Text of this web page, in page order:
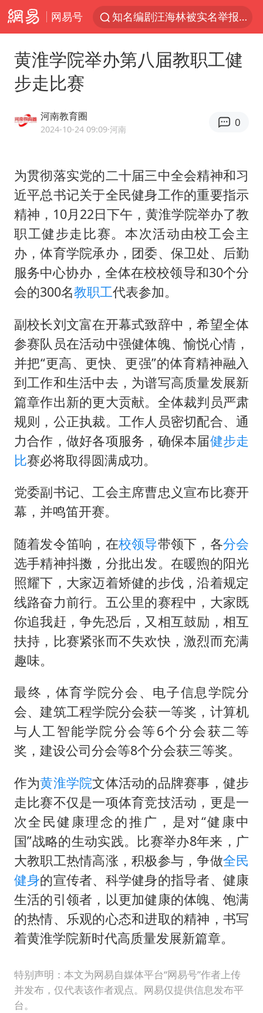
网易号
知名编剧汪海林被实名举报偷税漏税
台风白海豚闭眼意味着什么
名创优品一次性内裤 颜面尽失
白海豚将正面袭击贯穿浙江
梁家辉：到内地拍戏不是北上是回归
视频丨中国东方电气集团原党组副书记、董事宋致远被查
牛津大学一纸声明甩不了锅
包文婧：二胎很难一碗水端平
女主硬加吻戏短剧已下架
《给阿嬷的情书》售后来了
人民的健康、体质、幸福一脉相承
黄淮学院举办第八届教职工健
步走比赛
河南教育圈
2024-10-24 09:09·河南
0
为贯彻落实党的二十届三中全会精神和习
近平总书记关于全民健身工作的重要指示
精神，10月22日下午，黄淮学院举办了教
职工健步走比赛。本次活动由校工会主
办，体育学院承办，团委、保卫处、后勤
服务中心协办，全体在校校领导和30个分
会的300名教职工代表参加。
副校长刘文富在开幕式致辞中，希望全体
参赛队员在活动中强健体魄、愉悦心情，
并把“更高、更快、更强”的体育精神融入
到工作和生活中去，为谱写高质量发展新
篇章作出新的更大贡献。全体裁判员严肃
规则，公正执裁。工作人员密切配合、通
力合作，做好各项服务，确保本届健步走
比赛必将取得圆满成功。
党委副书记、工会主席曹忠义宣布比赛开
幕，并鸣笛开赛。
随着发令笛响，在校领导带领下，各分会
选手精神抖擞，分批出发。在暖煦的阳光
照耀下，大家迈着矫健的步伐，沿着规定
线路奋力前行。五公里的赛程中，大家既
你追我赶，争先恐后，又相互鼓励，相互
扶持，比赛紧张而不失欢快，激烈而充满
趣味。
最终，体育学院分会、电子信息学院分
会、建筑工程学院分会获一等奖，计算机
与人工智能学院分会等6个分会获二等
奖，建设公司分会等8个分会获三等奖。
作为黄淮学院文体活动的品牌赛事，健步
走比赛不仅是一项体育竞技活动，更是一
次全民健康理念的推广，是对“健康中
国”战略的生动实践。比赛举办8年来，广
大教职工热情高涨，积极参与，争做全民
健身的宣传者、科学健身的指导者、健康
生活的引领者，以更加健康的体魄、饱满
的热情、乐观的心态和进取的精神，书写
着黄淮学院新时代高质量发展新篇章。
特别声明：本文为网易自媒体平台“网易号”作者上传
并发布，仅代表该作者观点。网易仅提供信息发布平
台。